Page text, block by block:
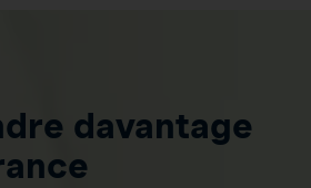
davantage